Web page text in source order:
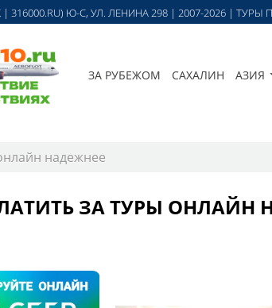
| 316000.RU) Ю-С, УЛ. ЛЕНИНА 298 | 2007-2026 |
ЗА РУБЕЖОМ САХАЛИН АЗИЯ
надежнее
ЗА ТУРЫ